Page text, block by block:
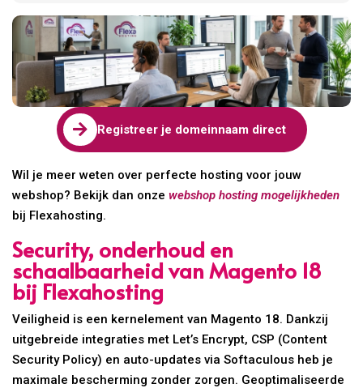
 Registreer je domeinnaam direct
Wil je meer weten over perfecte hosting voor jouw
webshop? Bekijk dan onzewebshop hosting mogelijkheden
bij Flexahosting.
Security, onderhoud en
schaalbaarheid van Magento 18
bij Flexahosting
Veiligheid is een kernelement van Magento 18. Dankzij
uitgebreide integraties met Let’s Encrypt, CSP (Content
Security Policy) en auto-updates via Softaculous heb je
maximale bescherming zonder zorgen. Geoptimaliseerde